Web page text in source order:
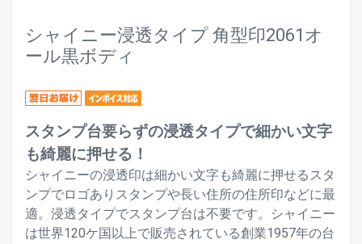
シャイニー浸透タイプ 角型印2061オ
ール黒ボディ
スタンプ台要らずの浸透タイプで細かい文字
も綺麗に押せる！
シャイニーの浸透印は細かい文字も綺麗に押せるスタ
ンプでロゴありスタンプや長い住所の住所印などに最
適。浸透タイプでスタンプ台は不要です。シャイニー
は世界120ケ国以上で販売されている創業1957年の台